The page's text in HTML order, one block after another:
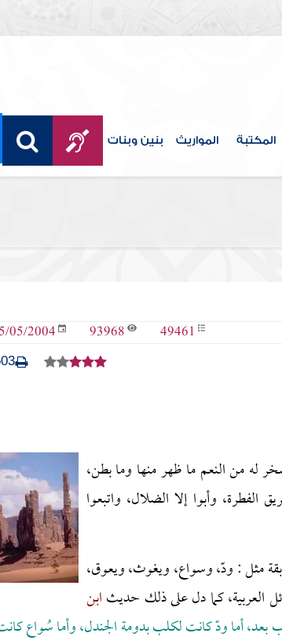
المكتبة المواريث بنين وبنات
49461
93968
05/2004
له من النعم ما ظهر منها وما بطن،
وأبوا إلا الضلال، واتبعوا
مثل : ودّ، وسواع، ويغوث، ويعوق،
العربية، كما دل على ذلك حديثابن
أما ودّ كانت لكلب بدومة الجندل، وأما سُواع